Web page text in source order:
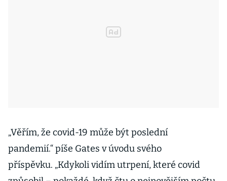
„Věřím, že covid-19 může být poslední
pandemií.“ píše Gates v úvodu svého
příspěvku. „Kdykoli vidím utrpení, které covid